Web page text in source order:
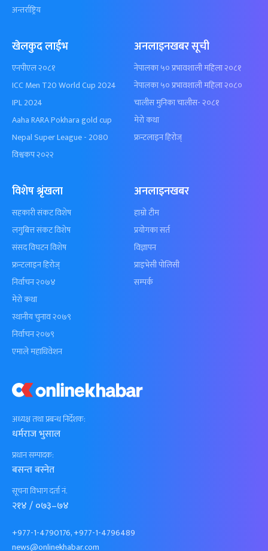
अध्यक्ष तथा प्रबन्ध निर्देशक:
धर्मराज भुसाल
प्रधान सम्पादक:
बसन्त बस्नेत
सूचना विभाग दर्ता नं.
२१४ / ०७३–७४
+977-1-4790176, +977-1-4796489
news@onlinekhabar.com
अन्तर्राष्ट्रिय
खेलकुद लाईभ
एनपीएल २०८१
ICC Men T20 World Cup 2024
IPL 2024
Aaha RARA Pokhara gold cup
Nepal Super League - 2080
विश्वकप २०२२
अनलाइनखबर सूची
नेपालका ५० प्रभावशाली महिला २०८१
नेपालका ५० प्रभावशाली महिला २०८०
चालीस मुनिका चालीस- २०८१
मेरो कथा
फ्रन्टलाइन हिरोज्
विशेष श्रृंखला
सहकारी संकट विशेष
लगुबित्त संकट विशेष
संसद विघटन विशेष
फ्रन्टलाइन हिरोज्
निर्वाचन २०७४
मेरो कथा
स्थानीय चुनाव २०७९
निर्वाचन २०७९
एमाले महाधिवेशन
अनलाइनखबर
हाम्रो टीम
प्रयोगका सर्त
विज्ञापन
प्राइभेसी पोलिसी
सम्पर्क